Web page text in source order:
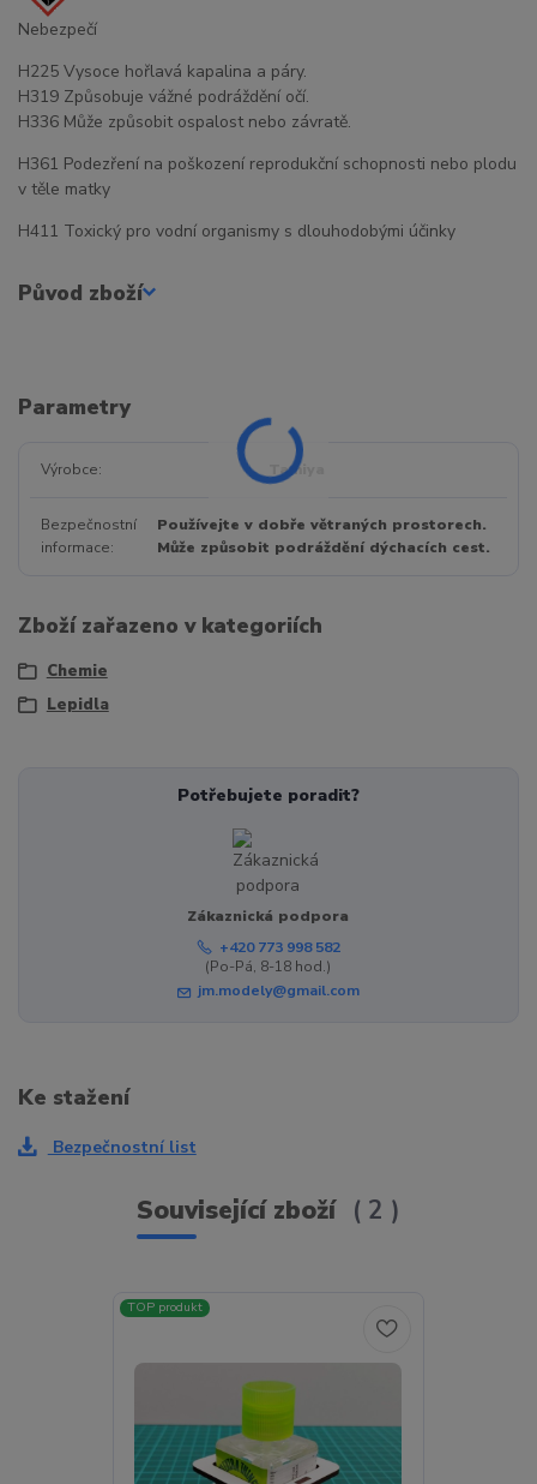
Nebezpečí
H225 Vysoce hořlavá kapalina a páry.
H319 Způsobuje vážné podráždění očí.
H336 Může způsobit ospalost nebo závratě.
H361 Podezření na poškození reprodukční schopnosti nebo plodu
v těle matky
H411 Toxický pro vodní organismy s dlouhodobými účinky
Původ zboží
Parametry
Výrobce Tamiya
Bezpečnostní
informace
Používejte v dobře větraných prostorech.
Může způsobit podráždění dýchacích cest.
Zboží zařazeno v kategoriích
Chemie
Lepidla
Potřebujete poradit?
Zákaznická podpora
+420 773 998 582
(Po-Pá, 8-18 hod.)
jm.modely@gmail.com
Ke stažení
Bezpečnostní list
Související zboží 2
TOP produkt